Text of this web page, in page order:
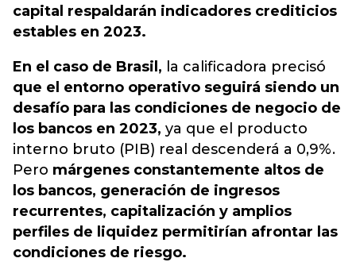
capital respaldarán indicadores crediticios
estables en 2023.
En el caso de Brasil, la calificadora precisó
que el entorno operativo seguirá siendo un
desafío para las condiciones de negocio de
los bancos en 2023, ya que el producto
interno bruto (PIB) real descenderá a 0,9%.
Pero márgenes constantemente altos de
los bancos, generación de ingresos
recurrentes, capitalización y amplios
perfiles de liquidez permitirían afrontar las
condiciones de riesgo.